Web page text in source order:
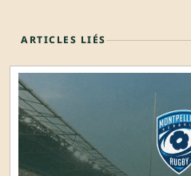
ARTICLES LIÉS